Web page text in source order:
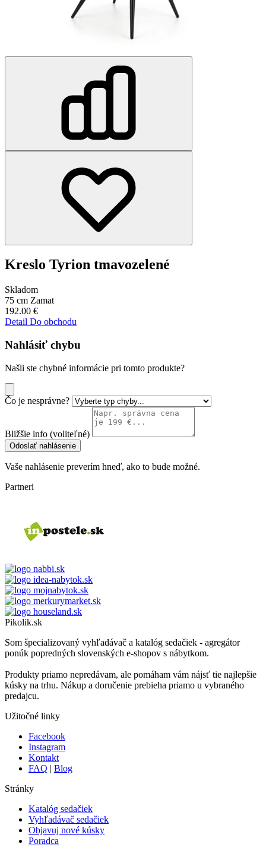
Kreslo Tyrion tmavozelené
Skladom
75 cm Zamat
192.00 €
Detail Do obchodu
Nahlásiť chybu
Našli ste chybné informácie pri tomto produkte?
Čo je nesprávne?
Bližšie info (voliteľné)
Odoslať nahlásenie
Vaše nahlásenie preverím hneď, ako to bude možné.
Partneri
Pikolik.sk
Som špecializovaný vyhľadávač a katalóg sedačiek - agregátor
ponúk popredných slovenských e-shopov s nábytkom.
Produkty priamo nepredávam, ale pomáham vám nájsť tie najlepšie
kúsky na trhu. Nákup a doručenie prebieha priamo u vybraného
predajcu.
Užitočné linky
Facebook
Instagram
Kontakt
FAQ | Blog
Stránky
Katalóg sedačiek
Vyhľadávač sedačiek
Objavuj nové kúsky
Poradca